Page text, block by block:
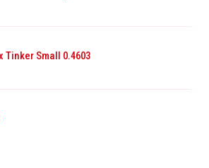
Tinker Small 0.4603